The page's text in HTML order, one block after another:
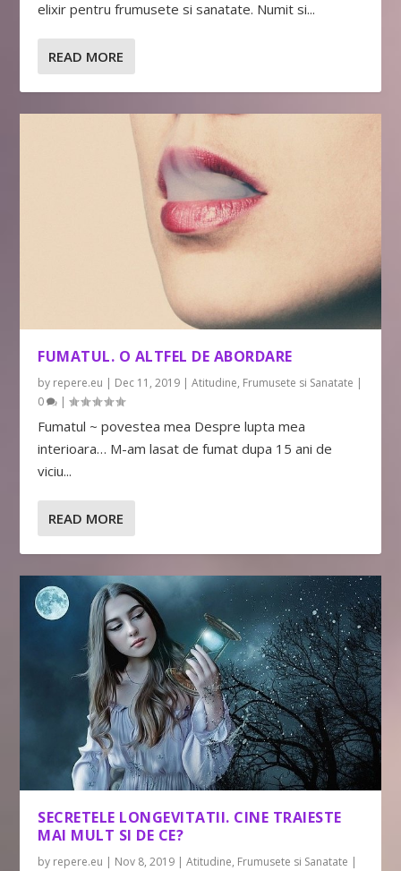
elixir pentru frumusete si sanatate. Numit si...
READ MORE
FUMATUL. O ALTFEL DE ABORDARE
by repere.eu Dec 11, 2019 |Atitudine, Frumusete si Sanatate
0
|
Fumatul ~ povestea mea Despre lupta mea
interioara… M-am lasat de fumat dupa 15 ani de
viciu...
READ MORE
SECRETELE LONGEVITATII. CINE TRAIESTE
MAI MULT SI DE CE?
by repere.eu | Nov 8, 2019 |Atitudine, Frumusete si Sanatate |